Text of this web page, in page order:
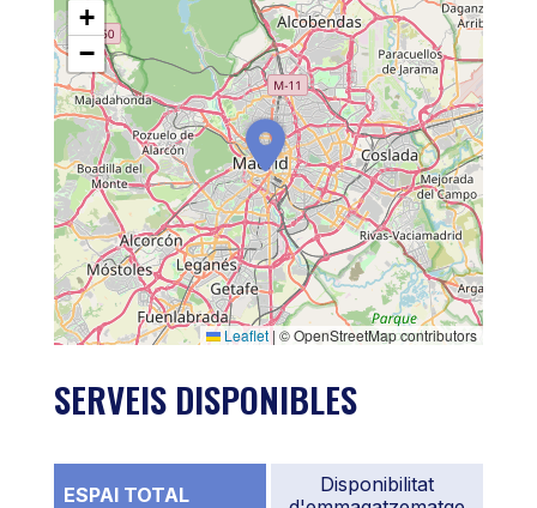
+
−
Leaflet | © OpenStreetMap contributors
SERVEIS DISPONIBLES
ESPAI TOTAL
Disponibilitat